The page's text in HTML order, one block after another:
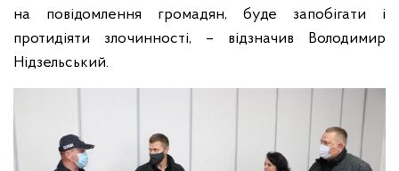
на повідомлення громадян, буде запобігати і
протидіяти злочинності, – відзначив Володимир
Нідзельський.